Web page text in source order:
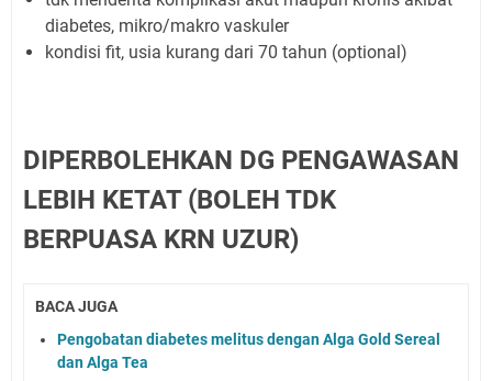
diabetes, mikro/makro vaskuler
kondisi fit, usia kurang dari 70 tahun (optional)
DIPERBOLEHKAN DG PENGAWASAN
LEBIH KETAT (BOLEH TDK
BERPUASA KRN UZUR)
BACA JUGA
Pengobatan diabetes melitus dengan Alga Gold Sereal
dan Alga Tea